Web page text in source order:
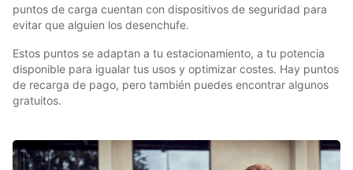
puntos de carga cuentan con dispositivos de seguridad para
evitar que alguien los desenchufe.
Estos puntos se adaptan a tu estacionamiento, a tu potencia
disponible para igualar tus usos y optimizar costes. Hay puntos
de recarga de pago, pero también puedes encontrar algunos
gratuitos.